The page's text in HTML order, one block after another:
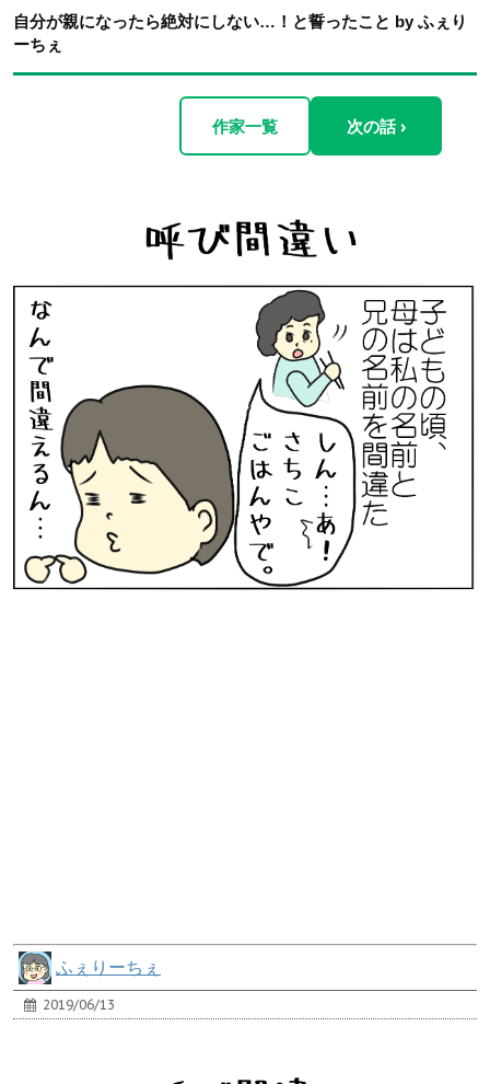
自分が親になったら絶対にしない…！と誓ったこと by ふぇり
ーちぇ
作家一覧 次の話 ›
ふぇりーちぇ
2019/06/13